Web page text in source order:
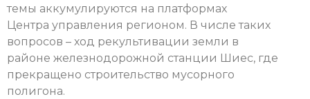
темы аккумулируются на платформах
Центра управления регионом. В числе таких
вопросов – ход рекультивации земли в
районе железнодорожной станции Шиес, где
прекращено строительство мусорного
полигона.